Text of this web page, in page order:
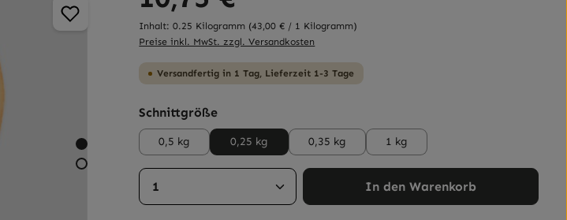
Inhalt:0.25 Kilogramm (43,00 € / 1 Kilogramm)
Preise inkl. MwSt. zzgl. Versandkosten
Versandfertig in 1 Tag, Lieferzeit 1-3 Tage
Schnittgrößeauswählen
0,5 kg 0,25 kg 0,35 kg 1 kg
Produkt Anzahl: Gib den gewünschten Wert
In den Warenkorb